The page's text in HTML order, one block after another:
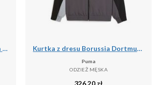
Męska Koszula Pilotka Z Długim Rękawem Kurtka z dresu Borussia Dortmund 2023/24
Puma
ODZIEŻ MĘSKA
326.20 zł